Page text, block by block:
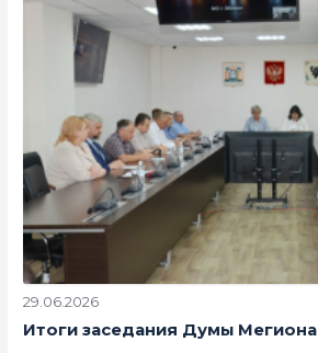
29.06.2026
Итоги заседания Думы Мегиона